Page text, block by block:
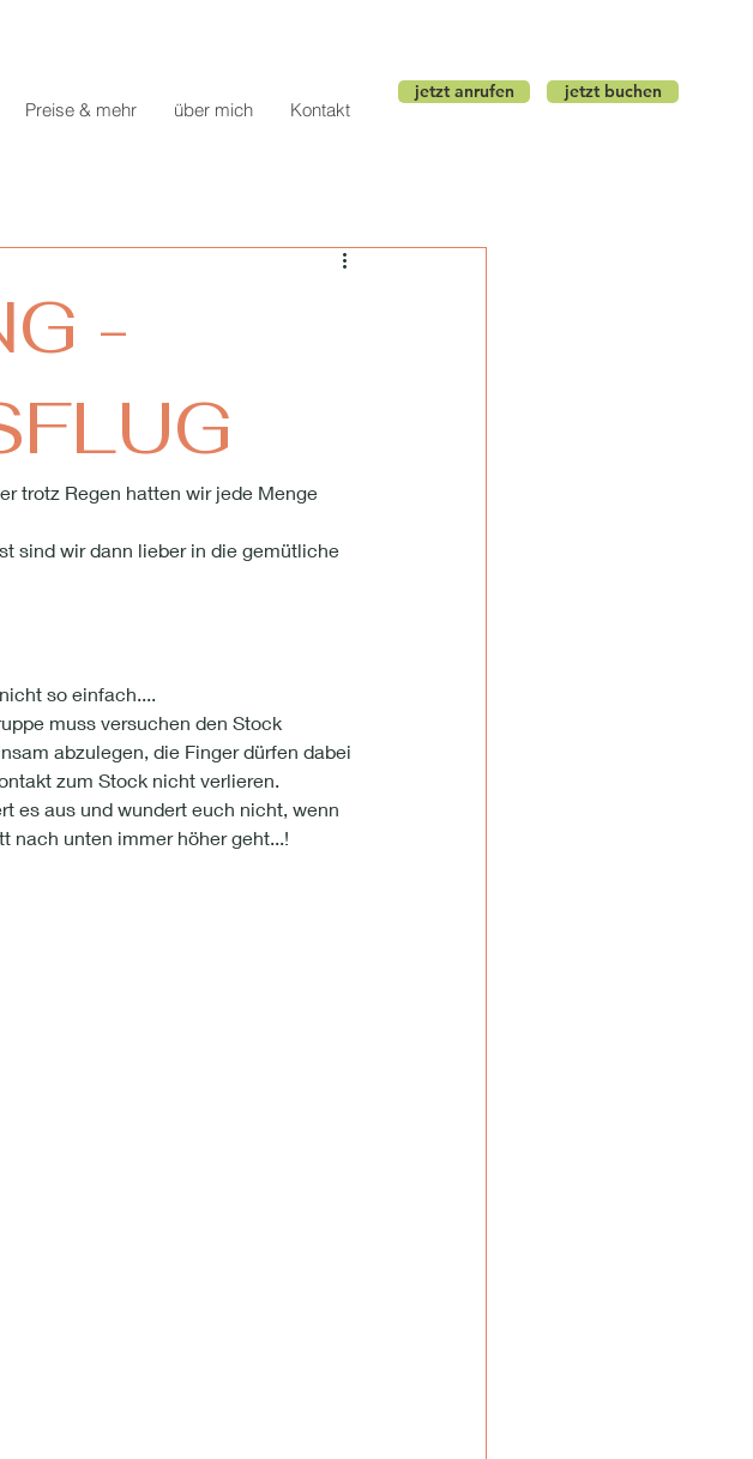
Preise & mehr über mich Kontakt
jetzt anrufen jetzt buchen
-
trotz Regen hatten wir jede Menge
sind wir dann lieber in die gemütliche
so einfach....
muss versuchen den Stock
abzulegen, die Finger dürfen dabei
zum Stock nicht verlieren.
es aus und wundert euch nicht, wenn
nach unten immer höher geht...!